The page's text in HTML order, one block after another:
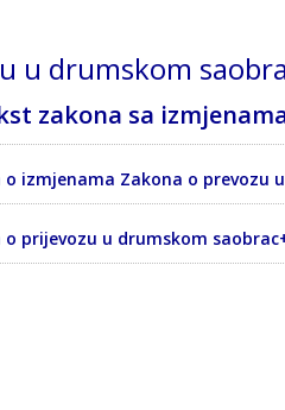
u drumskom
zakona sa
o izmjenama Zakona o prevozu
o prijevozu u drumskom